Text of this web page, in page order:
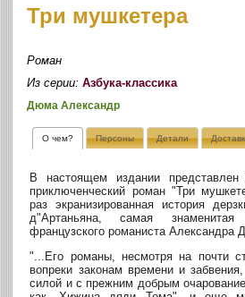
Три мушкетера
Роман
Из серии:Азбука-классика
Дюма Александр
О чем? Персоны Детали
В настоящем издании представлен
приключенческий роман "Три
раз экранизированная история
д"Артаньяна, самая знаменитая
французского романиста Александра
"...Его романы, несмотря на почти
вопреки законам времени и
силой и с прежним добрым